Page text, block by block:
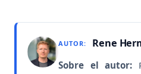
AUTOR: Rene
Sobre el autor: